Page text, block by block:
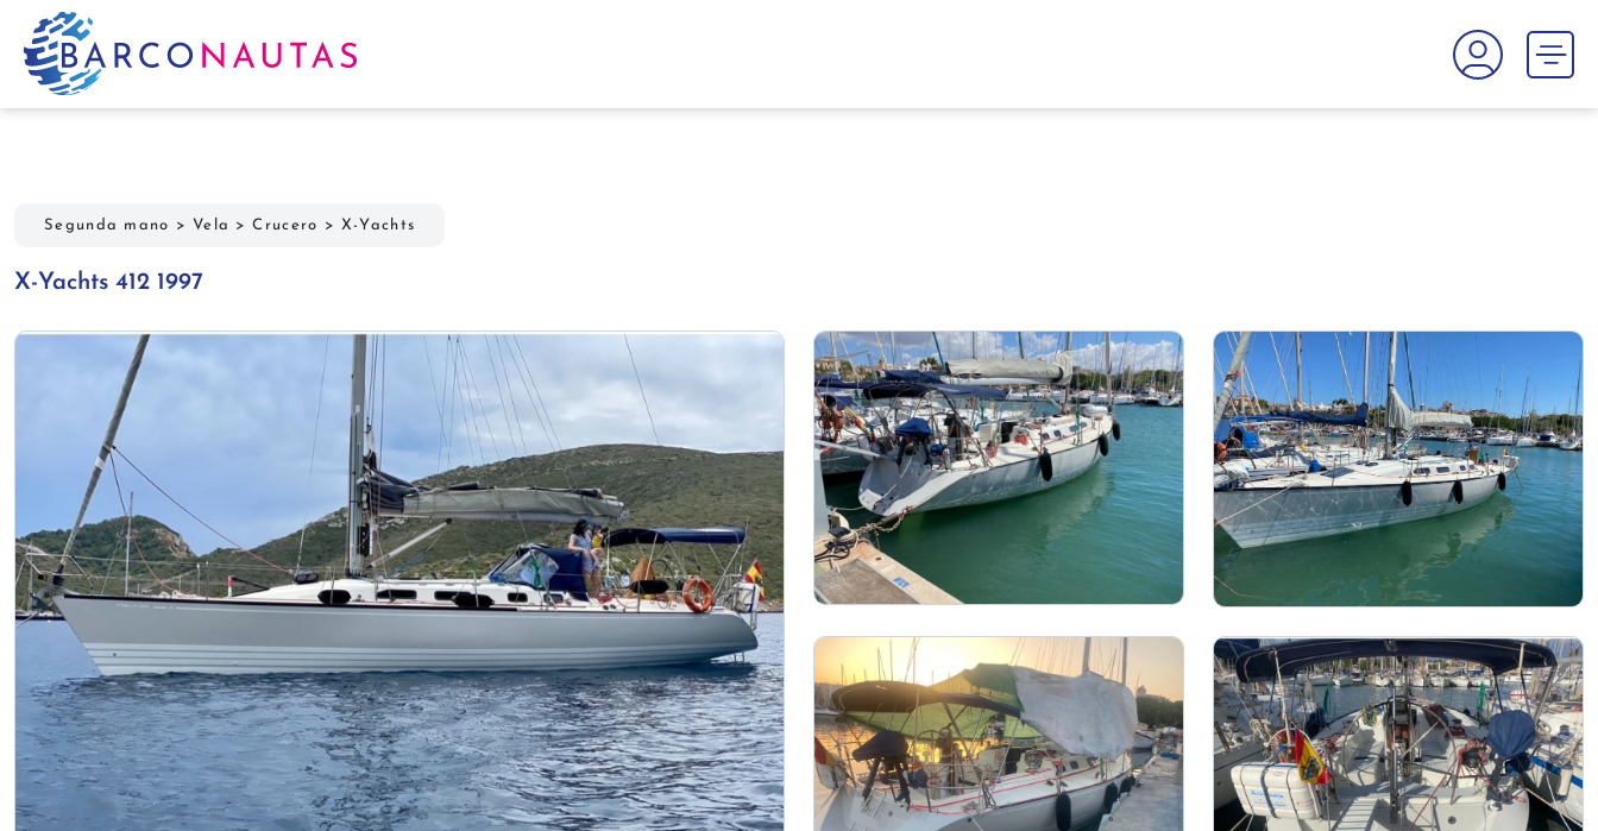
Segunda mano > Vela > Crucero > X-Yachts
X-Yachts 412 1997